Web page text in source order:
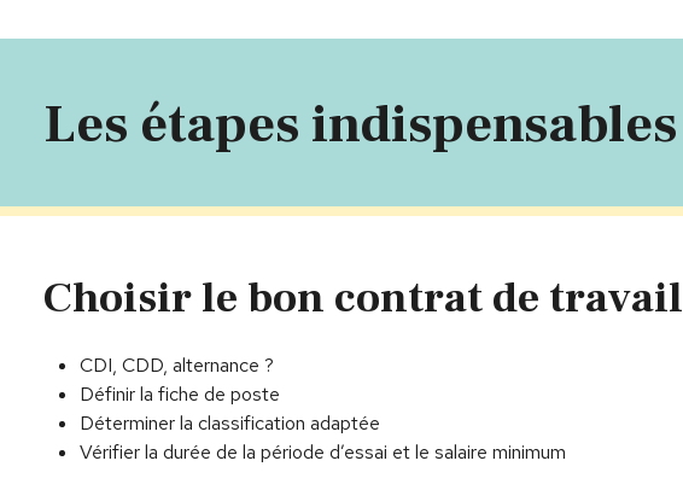
Les étapes indispensables
Choisir le bon contrat de travail
CDI, CDD, alternance ?
Définir la fiche de poste
Déterminer la classification adaptée
Vérifier la durée de la période d’essai et le salaire minimum